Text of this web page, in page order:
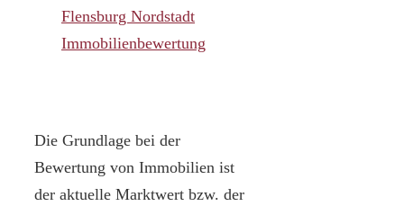
Flensburg Nordstadt
Immobilienbewertung
Die Grundlage bei der
Bewertung von Immobilien ist
der aktuelle Marktwert bzw. der